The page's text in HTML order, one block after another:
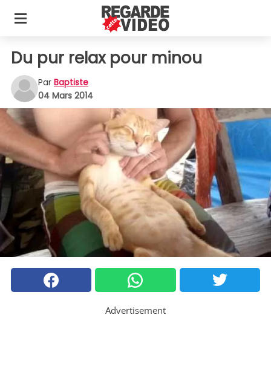
Du pur relax pour minou
Par Baptiste
04 Mars 2014
Advertisement